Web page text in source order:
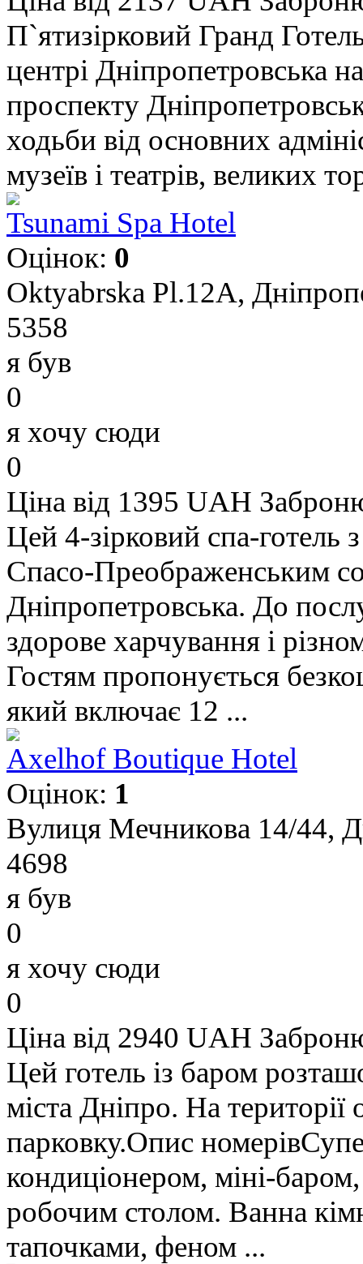
П`ятизірковий Гранд
центрі Дніпропетровська
проспекту
ходьби від основних
музеїв і театрів, великих
Tsunami Spa Hotel
Оцінок: 0
Oktyabrska Pl.12A,
5358
я був
0
я хочу сюди
0
Ціна від 1395 UAH
Цей 4-зірковий спа-готель
Спасо-Преображенським
Дніпропетровська. До
здорове харчування і
Гостям пропонується
який включає 12 ...
Axelhof Boutique Hotel
Оцінок: 1
Вулиця Мечникова 14/44,
4698
я був
0
я хочу сюди
0
Ціна від 2940 UAH
Цей готель із баром
міста Дніпро. На
парковку.Опис
кондиціонером, міні-
робочим столом. Ванна
тапочками, феном ...